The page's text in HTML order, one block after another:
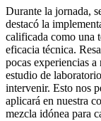
Durante la jornada,
destacó la
calificada como una
eficacia técnica.
pocas experiencias
estudio de
intervenir. Esto nos
aplicará en nuestra
mezcla idónea para